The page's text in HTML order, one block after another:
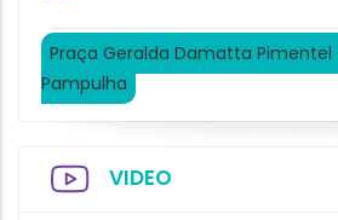
Praça Geralda Damatta Pimentel
Pampulha
VIDEO